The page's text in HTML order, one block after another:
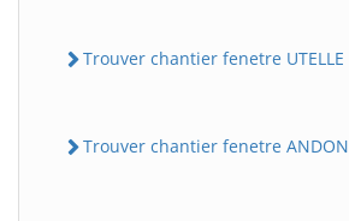
Trouver chantier fenetre UTELLE
Trouver chantier fenetre ANDON